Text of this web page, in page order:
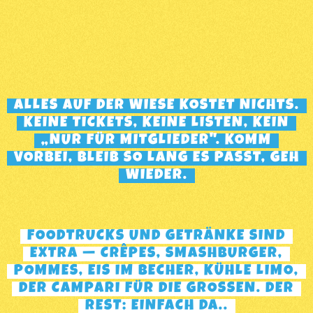
ALLES AUF DER WIESE KOSTET NICHTS.
KEINE TICKETS, KEINE LISTEN, KEIN
„NUR FÜR MITGLIEDER". KOMM
VORBEI, BLEIB SO LANG ES PASST, GEH
WIEDER.
FOODTRUCKS UND GETRÄNKE SIND
EXTRA — CRÊPES, SMASHBURGER,
POMMES, EIS IM BECHER, KÜHLE LIMO,
DER CAMPARI FÜR DIE GROSSEN. DER R
EST: EINFACH DA..